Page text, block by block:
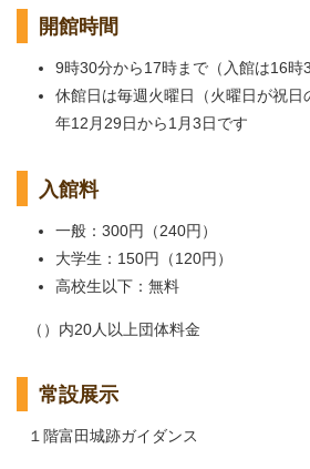
開館時間
9時30分から17時まで（入館は16時
休館日は毎週火曜日（火曜日が祝
年12月29日から1月3日です
入館料
一般：300円（240円）
大学生：150円（120円）
高校生以下：無料
（）内20人以上団体料金
常設展示
１階富田城跡ガイダンス